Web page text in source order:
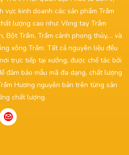
kinh doanh các sản phẩm Trầm
lượng cao như: Vòng tay Trầm
Bột Trầm, Trầm cảnh phong thủy,... và
xông Trầm. Tất cả nguyên liệu đều
trực tiếp tại xưởng, được chế tác bởi
đảm bảo mẫu mã đa dạng, chất lượng
Hương nguyên bản trên từng sản
chất lượng.